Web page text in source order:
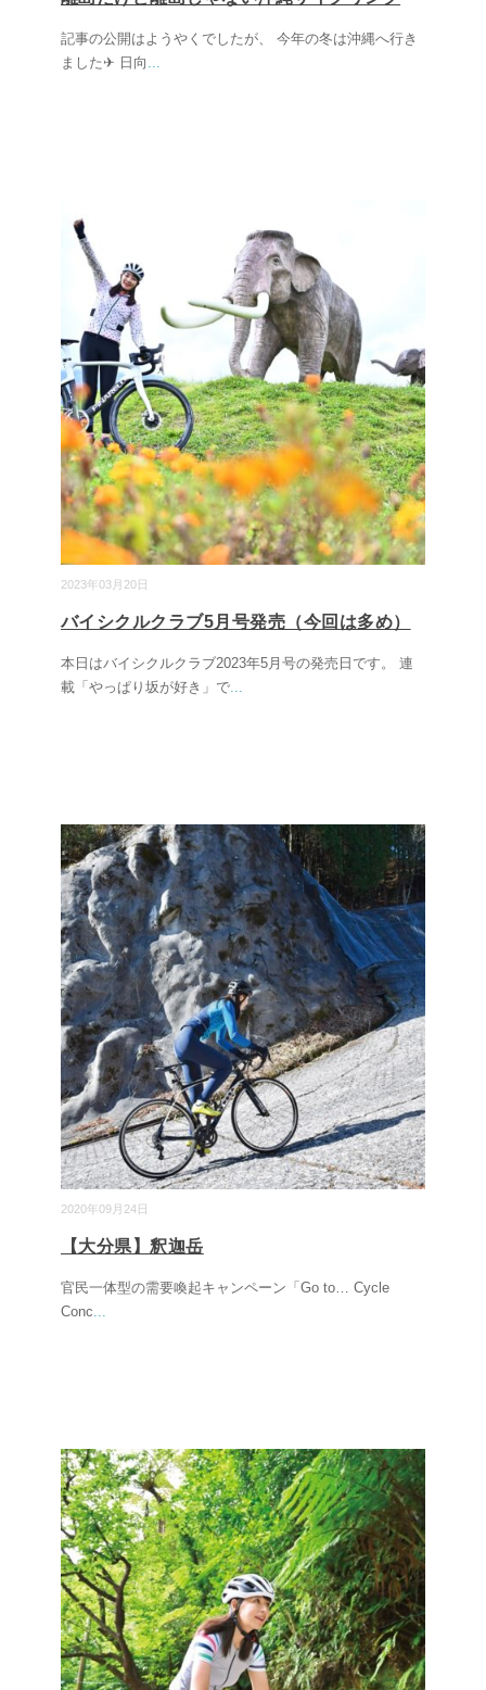
記事の公開はようやくでしたが、 今年の冬は沖縄へ行き
ました✈ 日向 ...
2023年03月20日
バイシクルクラブ5月号発売（今回は多め）
本日はバイシクルクラブ2023年5月号の発売日です。 連
載「やっぱり坂が好き」で...
2020年09月24日
【大分県】釈迦岳
官民一体型の需要喚起キャンペーン「Go to… Cycle
Conc...